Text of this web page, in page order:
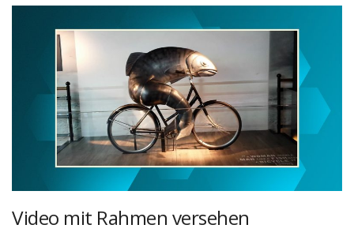
Video mit Rahmen versehen